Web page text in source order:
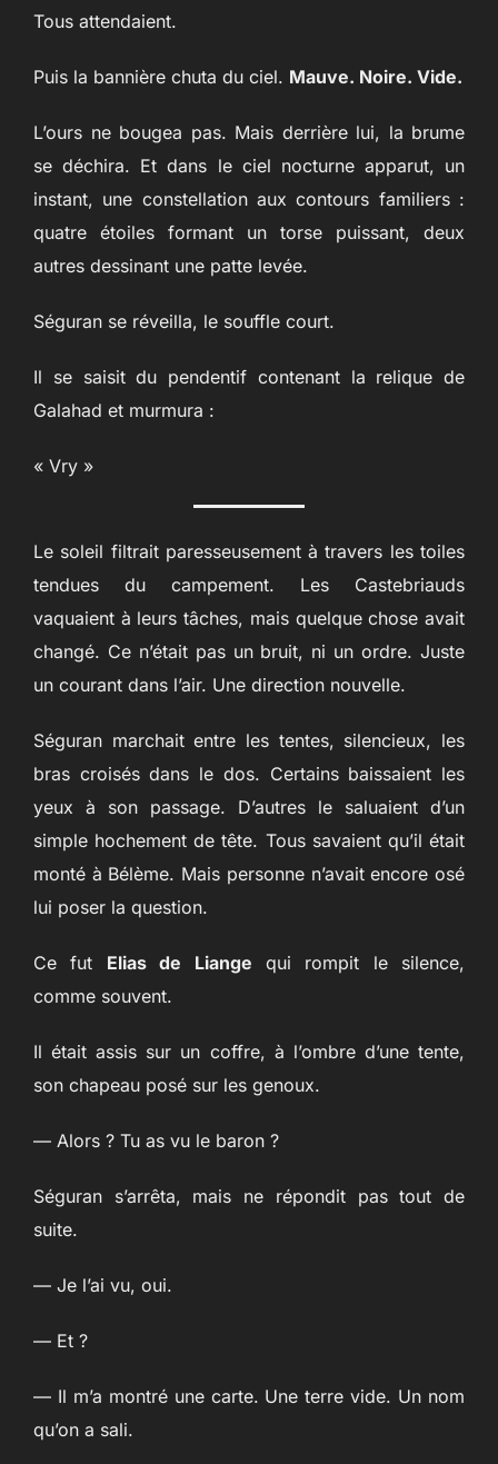
Tous attendaient.
Puis la bannière chuta du ciel. Mauve. Noire. Vide.
L’ours ne bougea pas. Mais derrière lui, la brume
se déchira. Et dans le ciel nocturne apparut, un
instant, une constellation aux contours familiers :
quatre étoiles formant un torse puissant, deux
autres dessinant une patte levée.
Séguran se réveilla, le souffle court.
Il se saisit du pendentif contenant la relique de
Galahad et murmura :
« Vry »
Le soleil filtrait paresseusement à travers les toiles
tendues du campement. Les Castebriauds
vaquaient à leurs tâches, mais quelque chose avait
changé. Ce n’était pas un bruit, ni un ordre. Juste
un courant dans l’air. Une direction nouvelle.
Séguran marchait entre les tentes, silencieux, les
bras croisés dans le dos. Certains baissaient les
yeux à son passage. D’autres le saluaient d’un
simple hochement de tête. Tous savaient qu’il était
monté à Bélème. Mais personne n’avait encore osé
lui poser la question.
Ce fut Elias de Liange qui rompit le silence,
comme souvent.
Il était assis sur un coffre, à l’ombre d’une tente,
son chapeau posé sur les genoux.
— Alors ? Tu as vu le baron ?
Séguran s’arrêta, mais ne répondit pas tout de
suite.
— Je l’ai vu, oui.
— Et ?
— Il m’a montré une carte. Une terre vide. Un nom
qu’on a sali.